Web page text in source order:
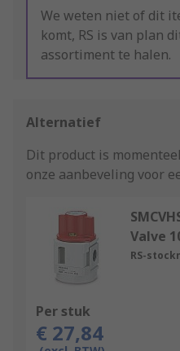
We weten niet of dit
komt, RS is van plan
assortiment te halen.
Alternatief
Dit product is
onze aanbeveling voor
Valve
RS-
Per stuk
€ 27,84